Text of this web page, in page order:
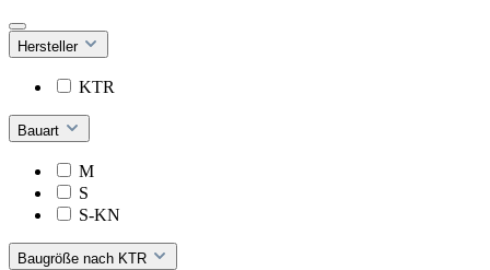
Hersteller
KTR
Bauart
M
S
S-KN
Baugröße nach KTR